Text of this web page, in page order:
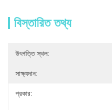
বিস্তারিত তথ্য
উৎপত্তি স্থল:
সাক্ষ্যদান:
প্রকার: